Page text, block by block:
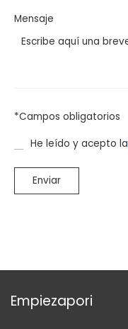
Mensaje
*Campos obligatorios
He leído y acepto la
Empiezapori